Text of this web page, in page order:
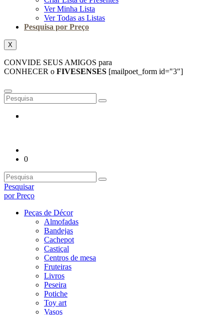
Ver Minha Lista
Ver Todas as Listas
Pesquisa por Preço
X
CONVIDE SEUS AMIGOS para
CONHECER o FIVESENSES [mailpoet_form id="3"]
0
Pesquisar
por Preço
Peças de Décor
Almofadas
Bandejas
Cachepot
Castiçal
Centros de mesa
Fruteiras
Livros
Peseira
Potiche
Toy art
Vasos